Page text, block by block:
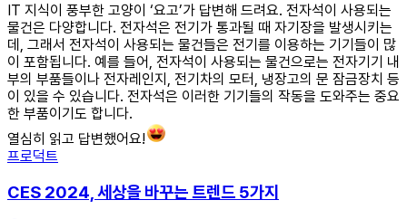
IT 지식이 풍부한 고양이 ‘요고’가 답변해 드려요. 전자석이 사용되는
물건은 다양합니다. 전자석은 전기가 통과될 때 자기장을 발생시키는
데, 그래서 전자석이 사용되는 물건들은 전기를 이용하는 기기들이 많
이 포함됩니다. 예를 들어, 전자석이 사용되는 물건으로는 전자기기 내
부의 부품들이나 전자레인지, 전기차의 모터, 냉장고의 문 잠금장치 등
이 있을 수 있습니다. 전자석은 이러한 기기들의 작동을 도와주는 중요
한 부품이기도 합니다.
열심히 읽고 답변했어요!
프로덕트
CES 2024, 세상을 바꾸는 트렌드 5가지